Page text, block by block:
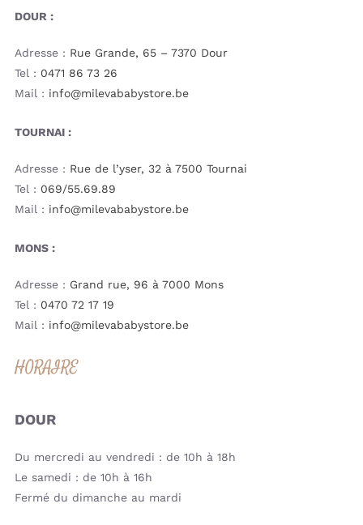
DOUR :
Adresse : Rue Grande, 65 – 7370 Dour
Tel : 0471 86 73 26
Mail : info@milevababystore.be
TOURNAI :
Adresse : Rue de l’yser, 32 à 7500 Tournai
Tel : 069/55.69.89
Mail : info@milevababystore.be
MONS :
Adresse : Grand rue, 96 à 7000 Mons
Tel : 0470 72 17 19
Mail : info@milevababystore.be
HORAIRE
DOUR
Du mercredi au vendredi : de 10h à 18h
Le samedi : de 10h à 16h
Fermé du dimanche au mardi